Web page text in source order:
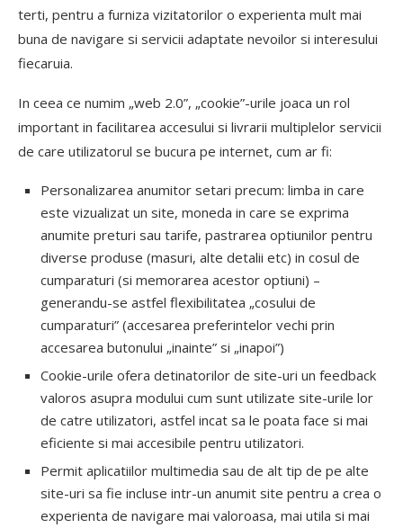
terti, pentru a furniza vizitatorilor o experienta mult mai
buna de navigare si servicii adaptate nevoilor si interesului
fiecaruia.
In ceea ce numim „web 2.0”, „cookie”-urile joaca un rol
important in facilitarea accesului si livrarii multiplelor servicii
de care utilizatorul se bucura pe internet, cum ar fi:
Personalizarea anumitor setari precum: limba in care
este vizualizat un site, moneda in care se exprima
anumite preturi sau tarife, pastrarea optiunilor pentru
diverse produse (masuri, alte detalii etc) in cosul de
cumparaturi (si memorarea acestor optiuni) –
generandu-se astfel flexibilitatea „cosului de
cumparaturi” (accesarea preferintelor vechi prin
accesarea butonului „inainte” si „inapoi”)
Cookie-urile ofera detinatorilor de site-uri un feedback
valoros asupra modului cum sunt utilizate site-urile lor
de catre utilizatori, astfel incat sa le poata face si mai
eficiente si mai accesibile pentru utilizatori.
Permit aplicatiilor multimedia sau de alt tip de pe alte
site-uri sa fie incluse intr-un anumit site pentru a crea o
experienta de navigare mai valoroasa, mai utila si mai